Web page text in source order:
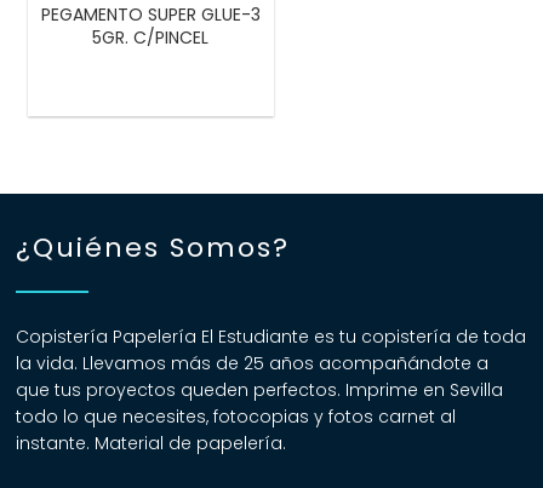
PEGAMENTO SUPER GLUE-3
5GR. C/PINCEL
¿Quiénes Somos?
Copistería Papelería El Estudiante es tu copistería de toda
la vida. Llevamos más de 25 años acompañándote a
que tus proyectos queden perfectos. Imprime en Sevilla
todo lo que necesites, fotocopias y fotos carnet al
instante. Material de papelería.